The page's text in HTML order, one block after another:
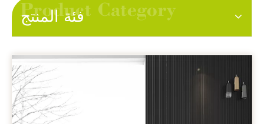
فئة المنتج